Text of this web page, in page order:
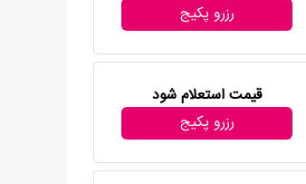
رزرو پکیج
قیمت استعلام شود
رزرو پکیج